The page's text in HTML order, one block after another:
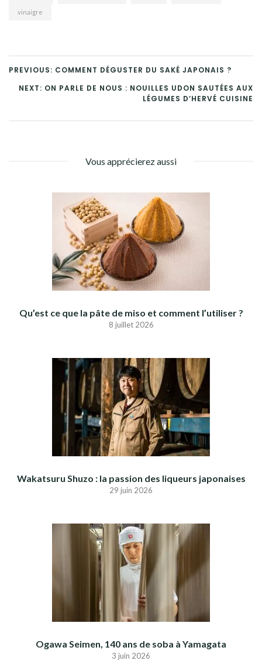
vinaigre
PREVIOUS: COMMENT DÉGUSTER DU SAKÉ JAPONAIS ?
NEXT: ON PARLE DE NOUS : NOUILLES UDON SAUTÉES AUX
LÉGUMES D’HERVÉ CUISINE
Vous apprécierez aussi
Qu’est ce que la pâte de miso et comment l’utiliser ?
8 juillet 2026
Wakatsuru Shuzo : la passion des liqueurs japonaises
29 juin 2026
Ogawa Seimen, 140 ans de soba à Yamagata
3 juin 2026